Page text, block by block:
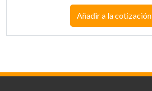
Añadir a la cotización